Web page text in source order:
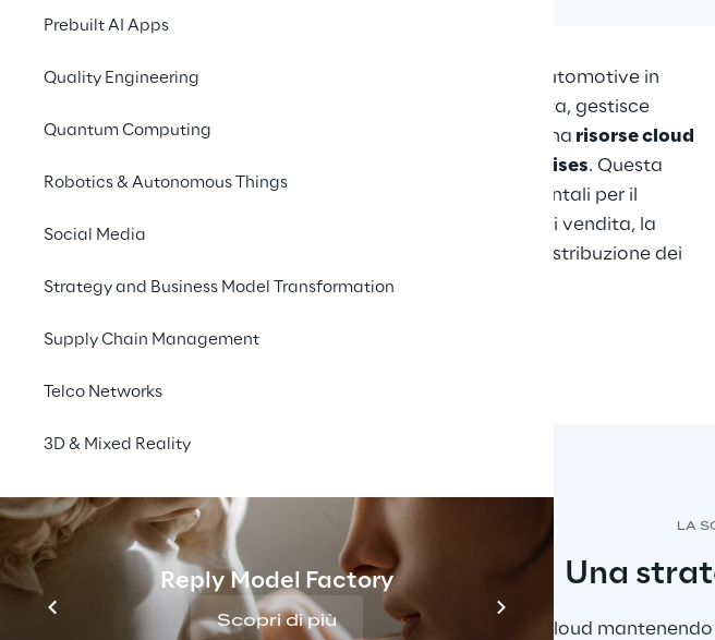
Prebuilt AI Apps
Quality Engineering
Quantum Computing
Robotics & Autonomous Things
Social Media
Strategy and Business Model Transformation
Supply Chain Management
Telco Networks
3D & Mixed Reality
Reply Model Factory
Scopri di più
Toyota Italia, primo brand importatore automotive in
Italia e leader della tecnologia elettrificata, gestisce
un’infrastruttura IT sofisticata che combina risorse cloud
sistemi on-premises. Questa
configurazione supporta servizi fondamentali per il
business, come la gestione dei contratti di vendita, la
ricerca di veicoli in pronta consegna, la distribuzione dei
ricambi e l’assistenza post-vendita.
LA
Una
Per ottimizzare i costi del cloud